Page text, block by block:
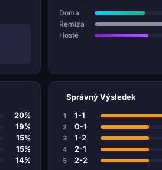
Doma
Remíza
Hosté
20%
19%
15%
15%
14%
Správný Výsledek
1 1-1
2 0-1
3 1-2
4 2-1
5 2-2